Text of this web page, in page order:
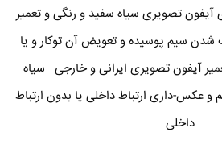
آیفون تصویری سیاه سفید و رنگی و تعمیر
سیم پوسیده و تعویض آن توکار و یا
آیفون تصویری ایرانی و خارجی –سیاه
و عکس-داری ارتباط داخلی یا بدون ارتباط
داخلی